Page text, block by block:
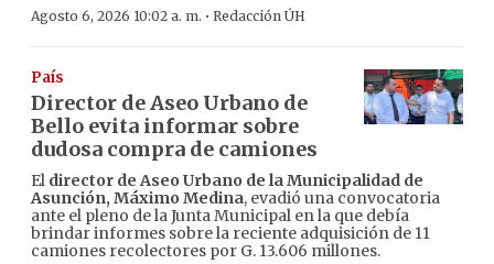
Agosto 6, 2026 10:02 a. m. · Redacción ÚH
País
Director de Aseo Urbano de
Bello evita informar sobre
dudosa compra de camiones
El director de Aseo Urbano de la Municipalidad de
Asunción, Máximo Medina, evadió una convocatoria
ante el pleno de la Junta Municipal en la que debía
brindar informes sobre la reciente adquisición de 11
camiones recolectores por G. 13.606 millones.